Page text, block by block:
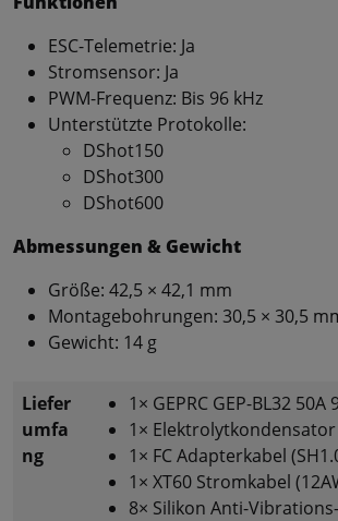
ESC-Telemetrie: Ja
Stromsensor: Ja
PWM-Frequenz: Bis 96 kHz
Unterstützte Protokolle:
DShot150
DShot300
DShot600
Abmessungen & Gewicht
Größe: 42,5 × 42,1 mm
Montagebohrungen: 30,5 × 30,5
Gewicht: 14 g
Liefer
umfa
ng
1× GEPRC GEP-BL32 50A
1× Elektrolytkondensator
1× FC Adapterkabel
1× XT60 Stromkabel
8× Silikon Anti-